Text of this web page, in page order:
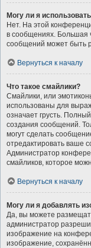
Могу ли я
Нет. На этой
в сообщениях. Большая
сообщений может быть
Вернуться к началу
Что такое смайлики?
Смайлики, или
использованы для
означает грусть.
создания сообщений.
могут сделать
отредактировать ваше
Администратор
смайликов, которое
Вернуться к началу
Могу ли я добавлять
Да, вы можете
администратор
изображение на
изображение,